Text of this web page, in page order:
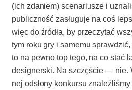
(ich zda­niem) sce­na­riu­sze i
publicz­ność zasłu­gu­je na coś
więc do źró­dła, by prze­czy­tać
tym roku gry i same­mu
to na pew­no top tego, na co stać
desi­gner­ski. Na szczę­ście — nie.
nej odsło­ny kon­kur­su zna­leź­li­śmy